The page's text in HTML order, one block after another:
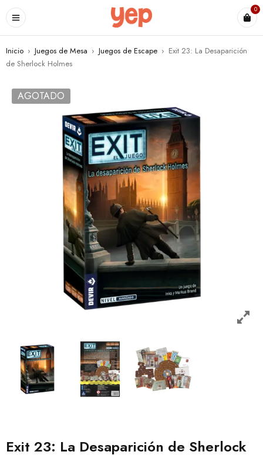
0
Inicio › Juegos de Mesa › Juegos de Escape › Exit 23: La Desaparición
de Sherlock Holmes
AGOTADO
Exit 23: La Desaparición de Sherlock